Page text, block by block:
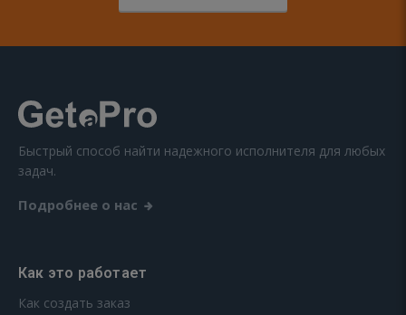
Быстрый способ найти надежного исполнителя для любых
задач.
Подробнее о нас
Как это работает
Как создать заказ